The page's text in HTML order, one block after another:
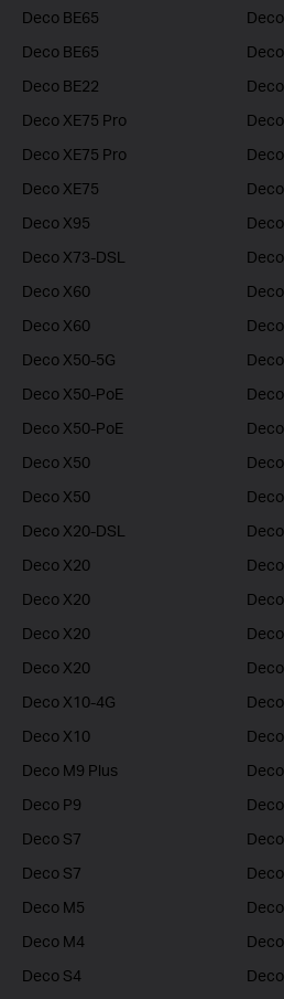
Deco BE65
Deco BE65
Deco BE22
Deco XE75 Pro
Deco XE75 Pro
Deco XE75
Deco X95
Deco X73-DSL
Deco X60
Deco X60
Deco X50-5G
Deco X50-PoE
Deco X50-PoE
Deco X50
Deco X50
Deco X20-DSL
Deco X20
Deco X20
Deco X20
Deco X20
Deco X10-4G
Deco X10
Deco M9 Plus
Deco P9
Deco S7
Deco S7
Deco M5
Deco M4
Deco S4